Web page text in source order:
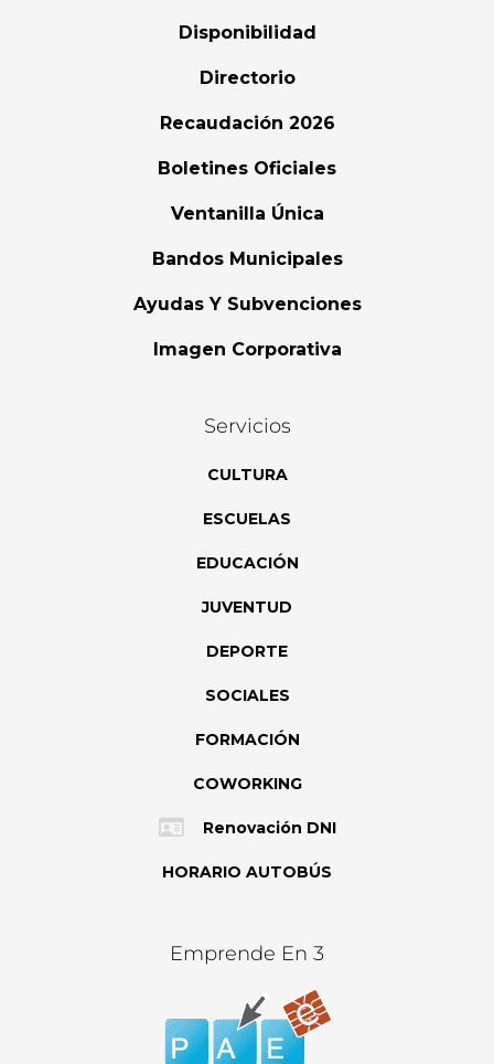
Disponibilidad
Directorio
Recaudación 2026
Boletines Oficiales
Ventanilla Única
Bandos Municipales
Ayudas Y Subvenciones
Imagen Corporativa
Servicios
CULTURA
ESCUELAS
EDUCACIÓN
JUVENTUD
DEPORTE
SOCIALES
FORMACIÓN
COWORKING
Renovación DNI
HORARIO AUTOBÚS
Emprende En 3